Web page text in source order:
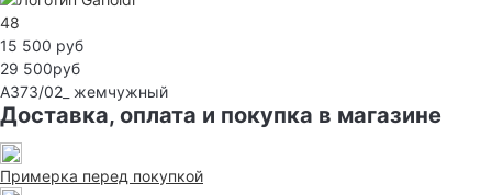
48
15 500 руб
29 500руб
A373/02_
жемчужный
Доставка, оплата и покупка в магазине
Примерка перед покупкой